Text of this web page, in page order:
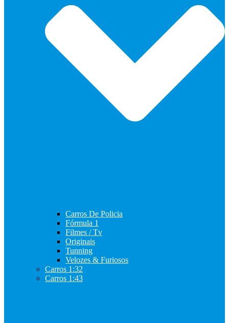
Carros De Policia
Fórmula 1
Filmes / Tv
Originais
Tunning
Velozes & Furiosos
Carros 1:32
Carros 1:43